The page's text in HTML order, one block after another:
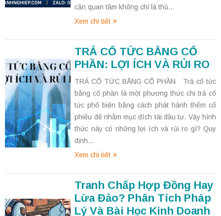
cần quan tâm không chỉ là thủ...
Xem chi tiết
TRẢ CỔ TỨC BẰNG CỔ
PHẦN: LỢI ÍCH VÀ RỦI RO
TRẢ CỔ TỨC BẰNG CỔ PHẦN Trả cổ tức
bằng cổ phần là một phương thức chi trả cổ
tức phổ biến bằng cách phát hành thêm cổ
phiếu để nhằm mục đích tái đầu tư. Vậy hình
thức này có những lợi ích và rủi ro gì? Quy
định...
Xem chi tiết
Tranh Chấp Hợp Đồng Hay
Lừa Đảo? Phân Tích Pháp
Lý Và Bài Học Kinh Doanh